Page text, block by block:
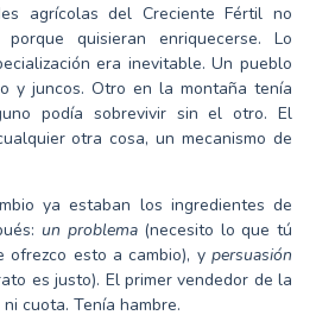
agrícolas del Creciente Fértil no
quisieran enriquecerse. Lo
era inevitable. Un pueblo
y juncos. Otro en la montaña tenía
podía sobrevivir sin el otro. El
otra cosa, un mecanismo de
ya estaban los ingredientes de
un problema(necesito lo que tú
esto a cambio), ypersuasión
es justo). El primer vendedor de la
cuota. Tenía hambre.